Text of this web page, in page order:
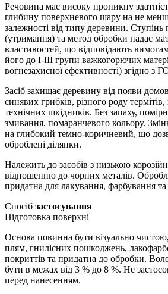
Речовина має високу проникну
глибину поверхневого шару на не
залежності від типу деревини. Ступінь
(утримання) та метод обробки надає
властивостей, що відповідають
його до І-ІІІ групи важкогорючих
вогнезахисної ефективності) згідно з
Засіб захищає деревину від появи
синявих грибків, різного роду
технічних шкідників. Без запаху,
змивання, помаранчевого кольору.
на глибокий темно-коричневий, що
оброблені ділянки.
Належить до засобів з низькою
відношенню до чорних металів.
придатна для лакування, фарбування
Спосіб застосування
Підготовка поверхні
Основа повинна бути візуально
плям, гнилісних пошкоджень,
покриттів та придатна до обробки.
бути в межах від 3 % до 8 %. Не
перед нанесенням.